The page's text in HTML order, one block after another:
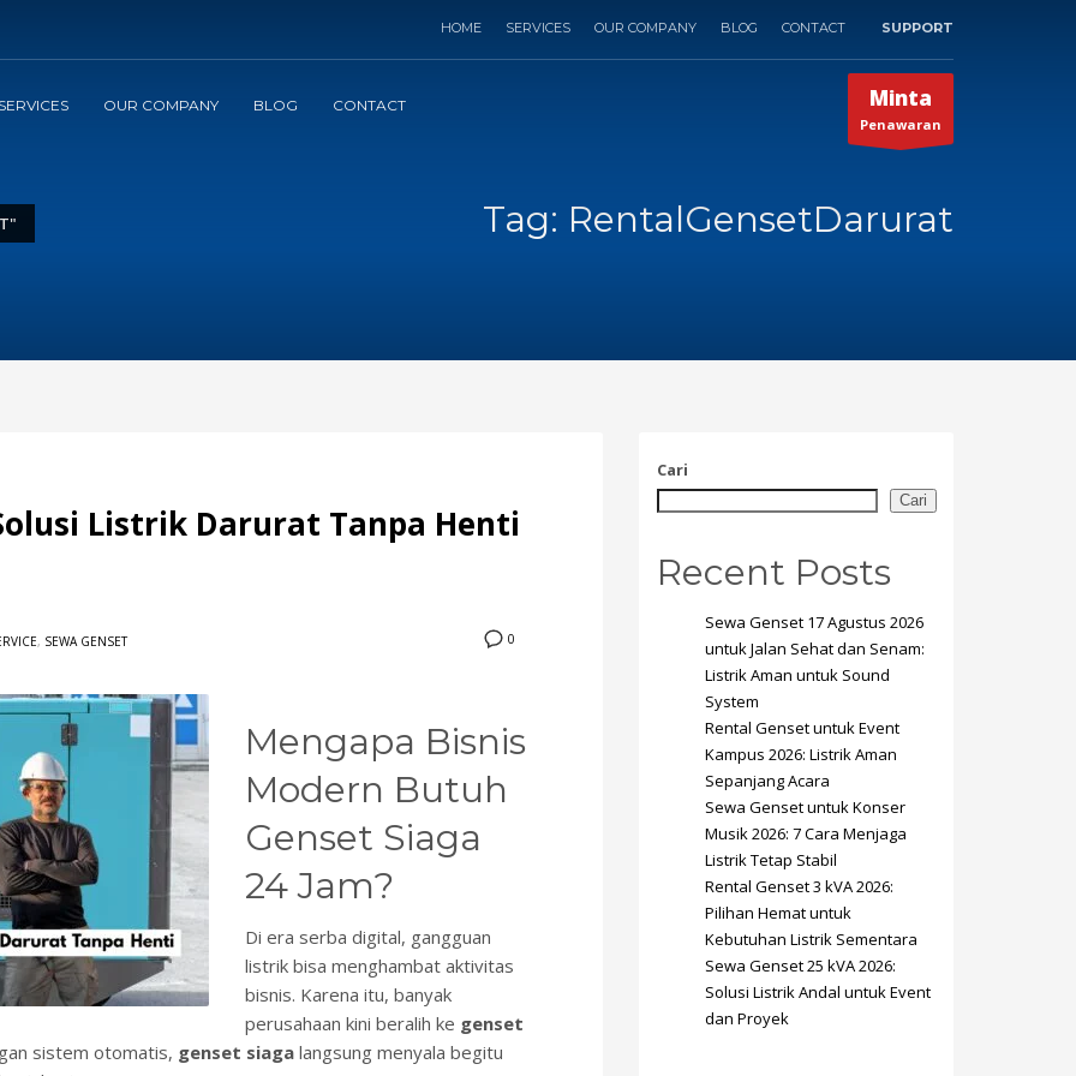
Review your order. 3 Payment &
an email to support@website.com . Thank you!
SHOWROOM HOURS
Mon-Fri 9:00AM - 6:00AM
Sat - 9:00AM-5:00PM
Sundays by appointment only!
HOME SERVICES OUR COMPANY BLOG CONTACT SUPPORT
SERVICES OUR COMPANY BLOG CONTACT Minta
Penawaran
Tag: RentalGensetDarurat
Listrik Darurat Tanpa Henti
0
, SEWA GENSET
Mengapa Bisnis
Modern Butuh
Genset Siaga
24 Jam?
Di era serba digital, gangguan
listrik bisa menghambat aktivitas
bisnis. Karena itu, banyak
perusahaan kini beralih ke genset
sistem otomatis, genset siaga langsung menyala begitu
Cari
Cari
Recent Posts
Sewa Genset 17 Agustus 2026
untuk Jalan Sehat dan Senam:
Listrik Aman untuk Sound
System
Rental Genset untuk Event
Kampus 2026: Listrik Aman
Sepanjang Acara
Sewa Genset untuk Konser
Musik 2026: 7 Cara Menjaga
Listrik Tetap Stabil
Rental Genset 3 kVA 2026:
Pilihan Hemat untuk
Kebutuhan Listrik Sementara
Sewa Genset 25 kVA 2026:
Solusi Listrik Andal untuk Event
dan Proyek